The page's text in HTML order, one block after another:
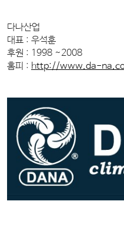
​다나산업
대표 : 우석훈
후원 : 1998 ~2008
홈피 : http://www.da-